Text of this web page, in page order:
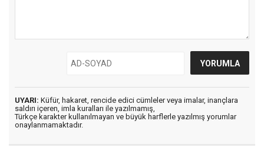
UYARI: Küfür, hakaret, rencide edici cümleler veya imalar, inançlara
saldırı içeren, imla kuralları ile yazılmamış,
Türkçe karakter kullanılmayan ve büyük harflerle yazılmış yorumlar
onaylanmamaktadır.